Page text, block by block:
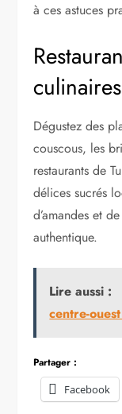
à ces astuces
Dégustez des
couscous, les
restaurants de
délices sucrés
d’amandes et
authentique.
Lire aussi :
centre-
Partager :
Facebook